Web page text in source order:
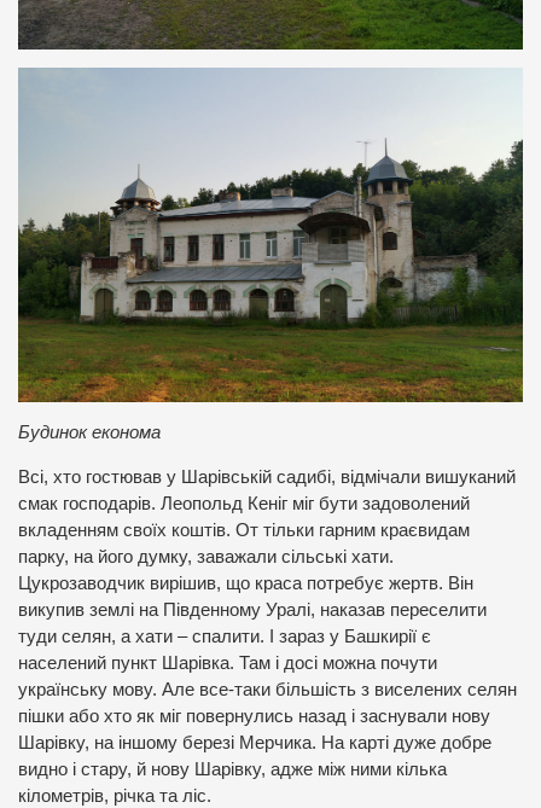
Будинок економа
Всі, хто гостював у Шарівській садибі, відмічали вишуканий
смак господарів. Леопольд Кеніг міг бути задоволений
вкладенням своїх коштів. От тільки гарним краєвидам
парку, на його думку, заважали сільські хати.
Цукрозаводчик вирішив, що краса потребує жертв. Він
викупив землі на Південному Уралі, наказав переселити
туди селян, а хати – спалити. І зараз у Башкирії є
населений пункт Шарівка. Там і досі можна почути
українську мову. Але все-таки більшість з виселених селян
пішки або хто як міг повернулись назад і заснували нову
Шарівку, на іншому березі Мерчика. На карті дуже добре
видно і стару, й нову Шарівку, адже між ними кілька
кілометрів, річка та ліс.